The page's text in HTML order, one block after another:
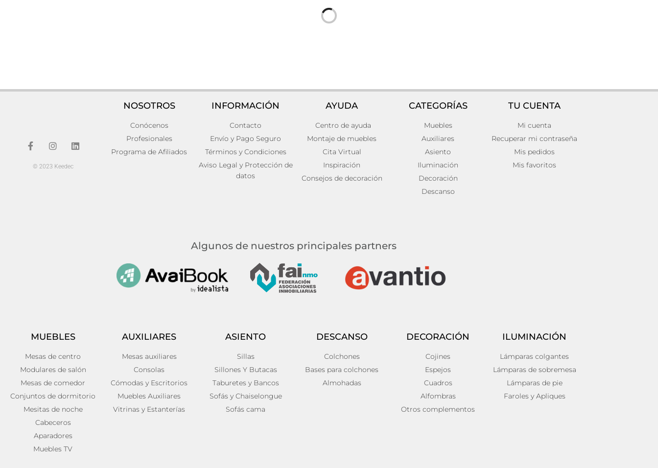
Estanteria sibota Hierro Industrial
316,00
Librería fossili
Añadir al carrito
Vitrina reken
598,00 €
Añadir al carrito
Vitrina straw
798,00€
Añadir al carrito
© 2023 Keedec
NOSOTROS
Conócenos
Profesionales
Programa de Afiliados
INFORMACIÓN
Contacto
Envío y Pago Seguro
Términos y Condiciones
Aviso Legal y Protección de
datos
AYUDA
Centro de ayuda
Montaje de muebles
Cita Virtual
Inspiración
Consejos de decoración
CATEGORÍAS
Muebles
Auxiliares
Asiento
Iluminación
Decoración
Descanso
TU CUENTA
Mi cuenta
Recuperar mi contraseña
Mis pedidos
Mis favoritos
Algunos de nuestros principales partners
MUEBLES
Mesas de centro
Modulares de salón
Mesas de comedor
Conjuntos de dormitorio
Mesitas de noche
Cabeceros
Aparadores
Muebles TV
AUXILIARES
Mesas auxiliares
Consolas
Cómodas y Escritorios
Muebles Auxiliares
Vitrinas y Estanterías
ASIENTO
Sillas
Sillones Y Butacas
Taburetes y Bancos
Sofás y Chaiselongue
Sofás cama
DESCANSO
Colchones
Bases para colchones
Almohadas
DECORACIÓN
Cojines
Espejos
Cuadros
Alfombras
Otros complementos
ILUMINACIÓN
Lámparas colgantes
Lámparas de sobremesa
Lámparas de pie
Faroles y Apliques